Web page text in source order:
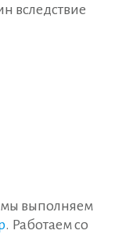
вследствие
мы выполняем
. Работаем со